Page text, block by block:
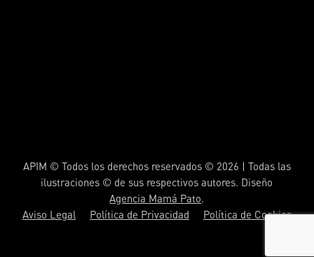
APIM © Todos los derechos reservados © 2026 | Todas las
ilustraciones © de sus respectivos autores. Diseño
Agencia Mamá Pato.
Aviso Legal
Política de Privacidad Política de Cookies